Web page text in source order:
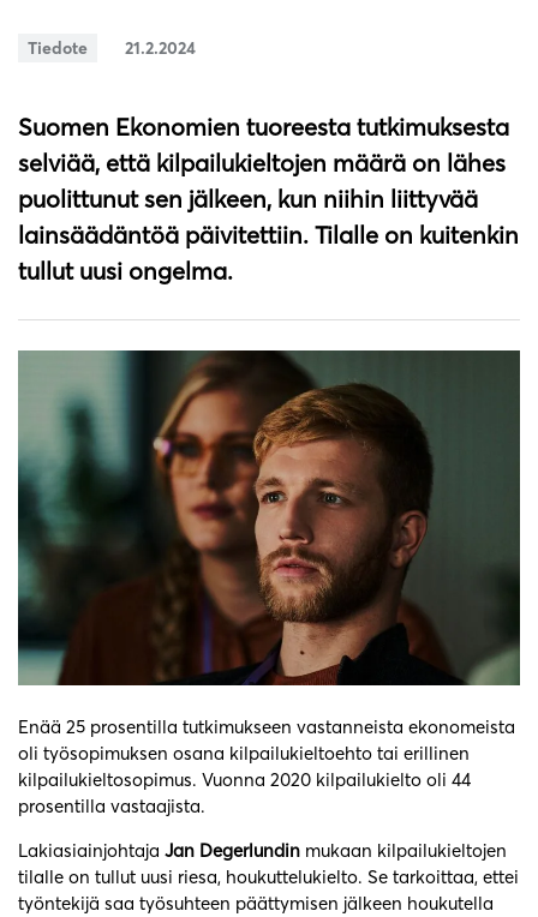
Tiedote 21.2.2024
Suomen Ekonomien tuoreesta tutkimuksesta
selviää, että kilpailukieltojen määrä on lähes
puolittunut sen jälkeen, kun niihin liittyvää
lainsäädäntöä päivitettiin. Tilalle on kuitenkin
tullut uusi ongelma.
Enää 25 prosentilla tutkimukseen vastanneista ekonomeista
oli työsopimuksen osana kilpailukieltoehto tai erillinen
kilpailukieltosopimus. Vuonna 2020 kilpailukielto oli 44
prosentilla vastaajista.
Lakiasiainjohtaja Jan Degerlundin mukaan kilpailukieltojen
tilalle on tullut uusi riesa, houkuttelukielto. Se tarkoittaa, ettei
työntekijä saa työsuhteen päättymisen jälkeen houkutella